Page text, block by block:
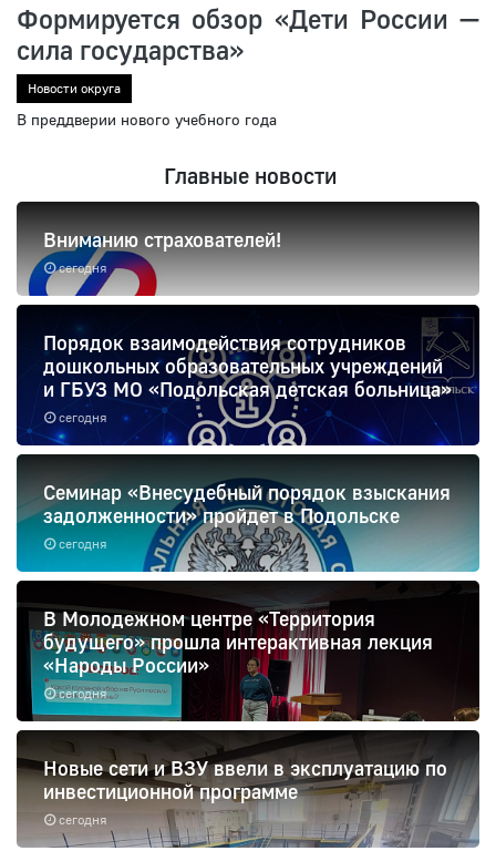
Формируется обзор «Дети России —
сила государства»
Новости округа
В преддверии нового учебного года
Главные новости
сегодня
Вниманию страхователей!
сегодня
Порядок взаимодействия сотрудников
дошкольных образовательных учреждений
и ГБУЗ МО «Подольская детская больница»
сегодня
Семинар «Внесудебный порядок взыскания
задолженности» пройдет в Подольске
сегодня
В Молодежном центре «Территория
будущего» прошла интерактивная лекция
«Народы России»
сегодня
Новые сети и ВЗУ ввели в эксплуатацию по
инвестиционной программе